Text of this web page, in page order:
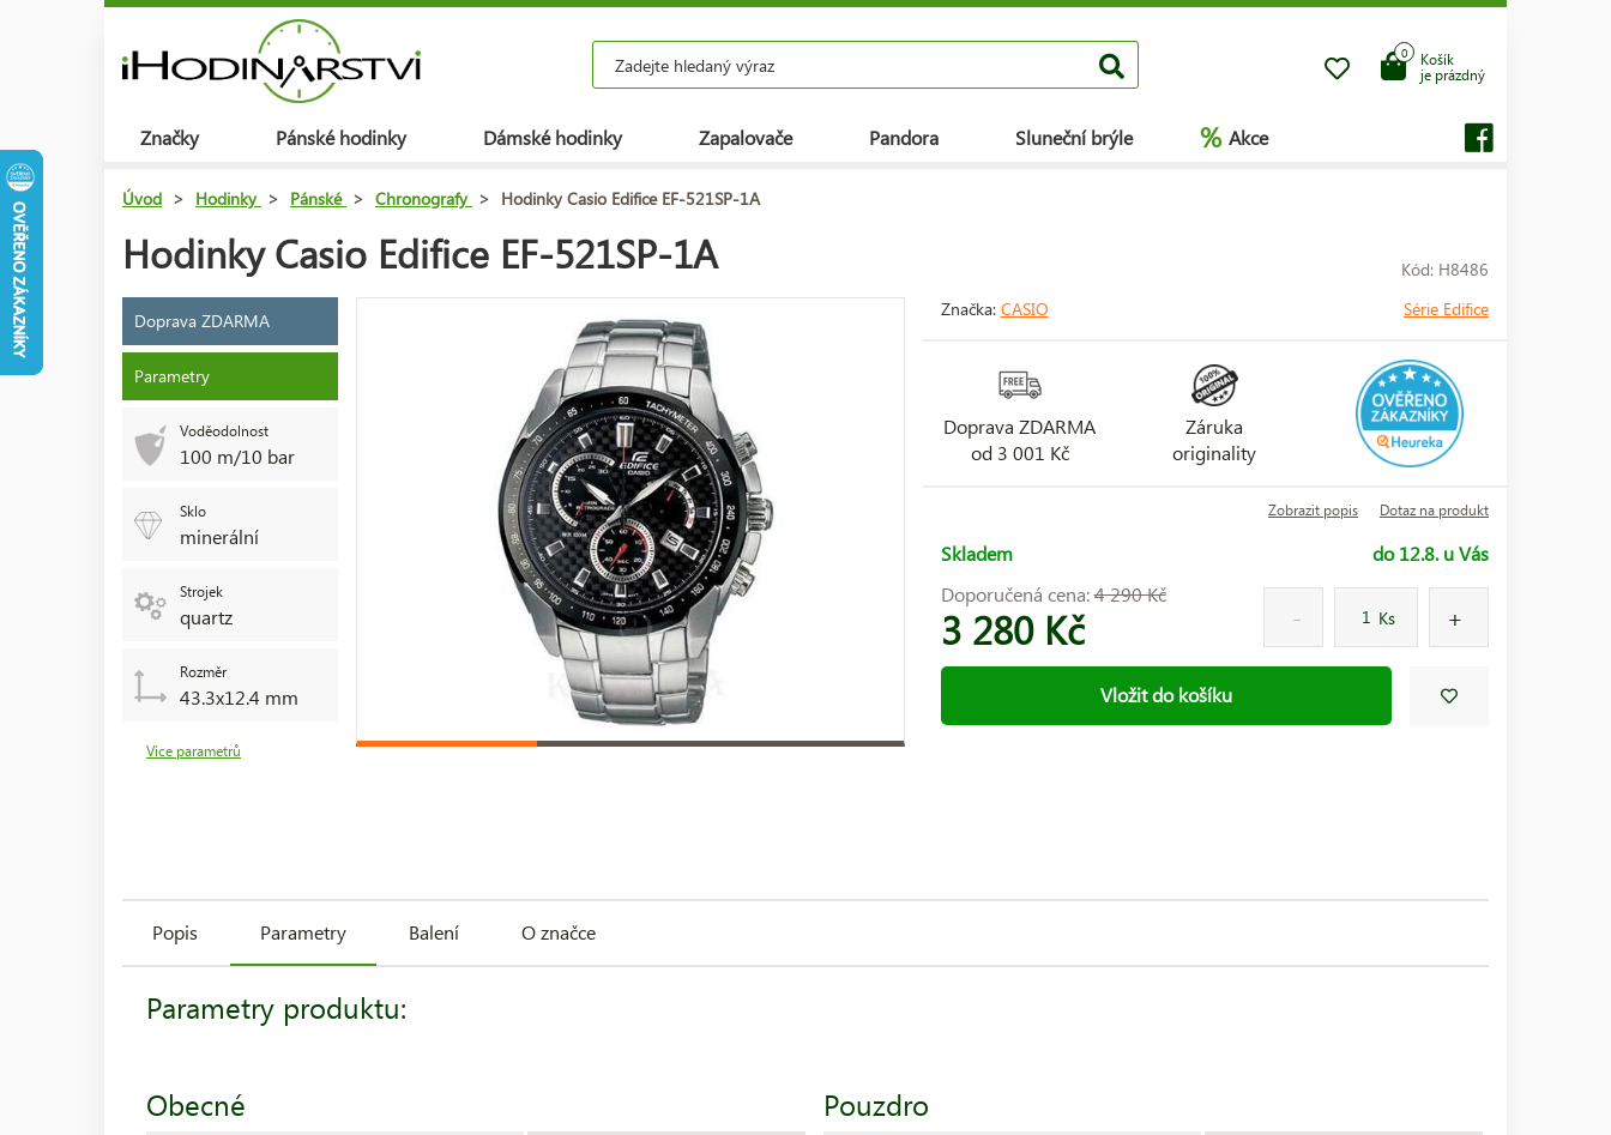
Košík
je prázdný
0
Značky Pánské hodinky Dámské hodinky Zapalovače Pandora Sluneční brýle % Akce
Úvod > Hodinky > Pánské > Chronografy > Hodinky Casio Edifice EF-521SP-1A
Hodinky Casio Edifice EF-521SP-1A Kód: H8486
Doprava ZDARMA
Parametry
Voděodolnost
100 m/10 bar
Sklo
minerální
Strojek
quartz
Rozměr
43.3x12.4 mm
Více parametrů
Značka: CASIO Série Edifice
Doprava ZDARMA
od 3 001 Kč
Záruka
originality
Zobrazit popis Dotaz na produkt
Skladem
do 12.8. u Vás
Doporučená cena:4 290 Kč
3 280 Kč Ks
Vložit do košíku
Popis Parametry Balení O značce
Parametry produktu:
Obecné Pouzdro